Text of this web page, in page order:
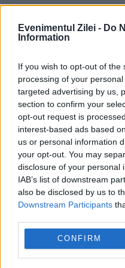
Evenimentul Zilei - Do
Information
If you wish to opt-out of
processing of your
targeted advertising by us,
section to confirm your
opt-out request is
interest-based ads based
us or personal information
your opt-out. You may
disclosure of your personal
IAB’s list of downstream
also be disclosed by us to
Downstream Participants
CONFIRM
Ce poți face în